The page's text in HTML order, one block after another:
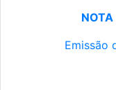
NOTA
Emissão